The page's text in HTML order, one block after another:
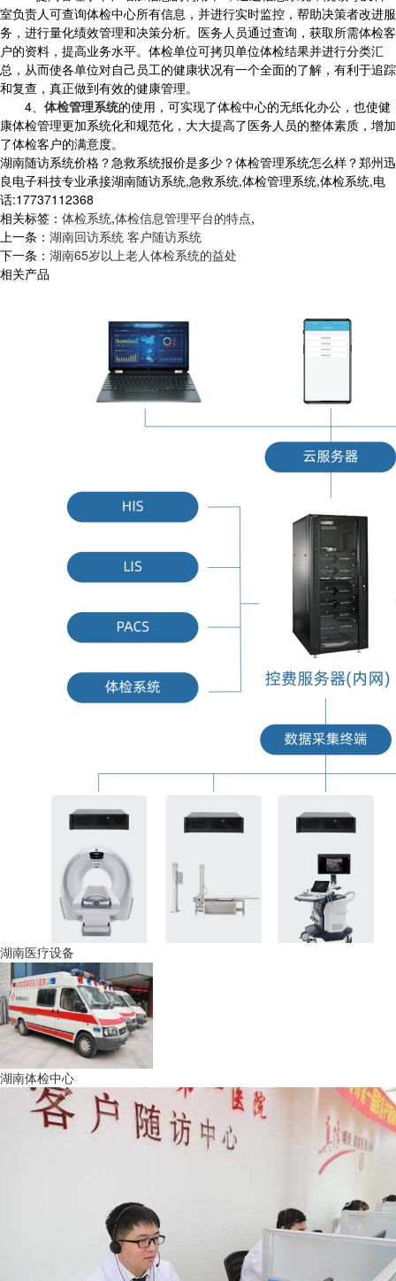
室负责人可查询体检中心所有信息，并进行实时监控，帮助决策者改进服
务，进行量化绩效管理和决策分析。医务人员通过查询，获取所需体检客
户的资料，提高业务水平。体检单位可拷贝单位体检结果并进行分类汇
总，从而使各单位对自己员工的健康状况有一个全面的了解，有利于追踪
和复查，真正做到有效的健康管理。
4、 体检管理系统的使用，可实现了体检中心的无纸化办公，也使健
康体检管理更加系统化和规范化，大大提高了医务人员的整体素质，增加
了体检客户的满意度。
湖南随访系统价格？急救系统报价是多少？体检管理系统怎么样？郑州迅
良电子科技专业承接湖南随访系统,急救系统,体检管理系统,体检系统,电
话:17737112368
相关标签： 体检系统,体检信息管理平台的特点,
上一条： 湖南回访系统 客户随访系统
下一条： 湖南65岁以上老人体检系统的益处
相关产品
湖南医疗设备
湖南体检中心